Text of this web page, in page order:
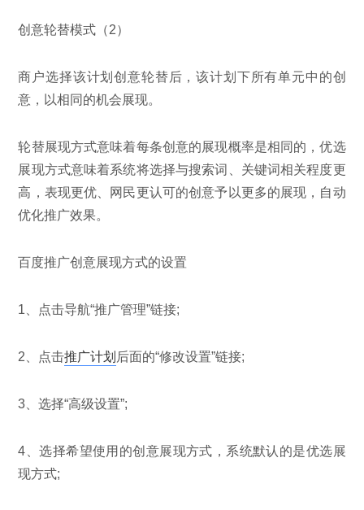
创意轮替模式（2）
商户选择该计划创意轮替后，该计划下所有单元中的创
意，以相同的机会展现。
轮替展现方式意味着每条创意的展现概率是相同的，优选
展现方式意味着系统将选择与搜索词、关键词相关程度更
高，表现更优、网民更认可的创意予以更多的展现，自动
优化推广效果。
百度推广创意展现方式的设置
1、点击导航“推广管理”链接;
2、点击推广计划 后面的“修改设置”链接;
3、选择“高级设置”;
4、选择希望使用的创意展现方式，系统默认的是优选展
现方式;